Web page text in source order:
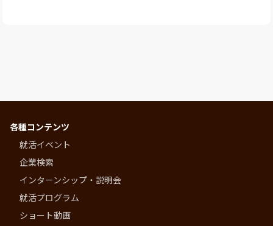
各種コンテンツ
就活イベント
企業検索
インターンシップ・説明会
就活プログラム
ショート動画